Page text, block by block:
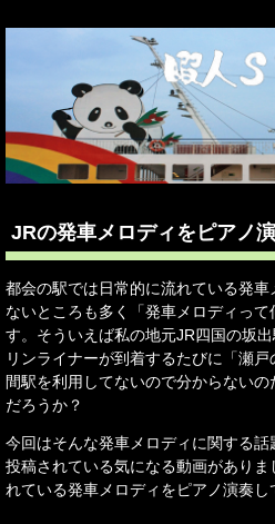
JRの発車メロディをピアノ
都会の駅では日常的に流れている発
ないところも多く「発車メロディっ
す。そういえば私の地元JR四国の坂
リンライナーが到着するたびに「瀬
間駅を利用してないので分からない
だろうか？
今回はそんな発車メロディに関する
投稿されている気になる動画があり
れている発車メロディをピアノ演奏し